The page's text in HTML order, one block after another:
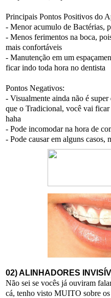
Principais Pontos Positivos do
- Menor acumulo de Bactérias,
- Menos ferimentos na boca,
mais confortáveis
- Manutenção em um
ficar indo toda hora no dentista
Pontos Negativos:
- Visualmente ainda não é
que o Tradicional, você vai
haha
- Pode incomodar na hora de
- Pode causar em alguns casos,
02) ALINHADORES
Não sei se vocês já ouviram
cá, tenho visto MUITO sobre